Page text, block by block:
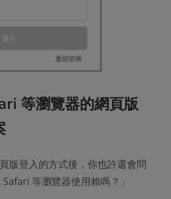
等瀏覽器的網頁版
版登入的方式後，你也許還會問
等瀏覽器使用賴嗎？」